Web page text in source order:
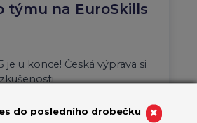
týmu na EuroSkills
je u konce! Česká výprava si
×
do posledního drobečku